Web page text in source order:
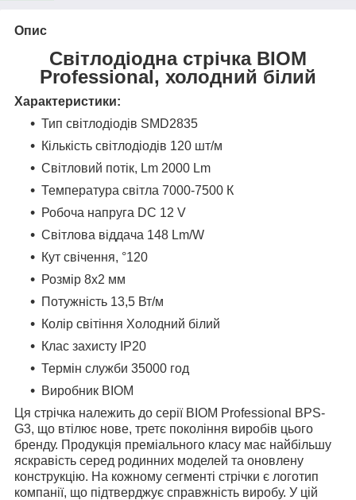
Опис
Світлодіодна стрічка BIOM
Professional, холодний білий
Характеристики:
Тип світлодіодів SMD2835
Кількість світлодіодів 120 шт/м
Світловий потік, Lm 2000 Lm
Температура світла 7000-7500 К
Робоча напруга DC 12 V
Світлова віддача 148 Lm/W
Кут свічення, °120
Розмір 8х2 мм
Потужність 13,5 Вт/м
Колір світіння Холодний білий
Клас захисту IP20
Термін служби 35000 год
Виробник BIOM
Ця стрічка належить до серії BIOM Professional BPS-
G3, що втілює нове, третє покоління виробів цього
бренду. Продукція преміального класу має найбільшу
яскравість серед родинних моделей та оновлену
конструкцію. На кожному сегменті стрічки є логотип
компанії, що підтверджує справжність виробу. У цій